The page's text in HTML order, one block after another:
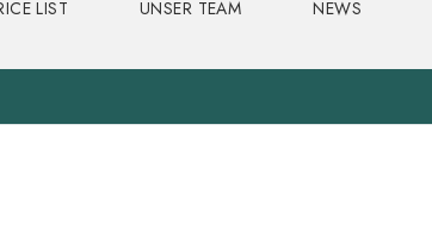
LIST UNSER TEAM NEWS